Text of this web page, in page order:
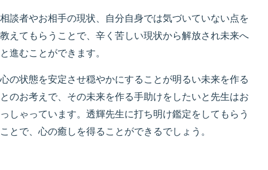
相談者やお相手の現状、自分自身では気づいていない点を
教えてもらうことで、辛く苦しい現状から解放され未来へ
と進むことができます。
心の状態を安定させ穏やかにすることが明るい未来を作る
とのお考えで、その未来を作る手助けをしたいと先生はお
っしゃっています。透輝先生に打ち明け鑑定をしてもらう
ことで、心の癒しを得ることができるでしょう。